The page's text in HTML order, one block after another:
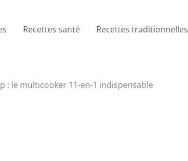
Recettes santé Recettes traditionnelles
: le multicooker 11-en-1 indispensable